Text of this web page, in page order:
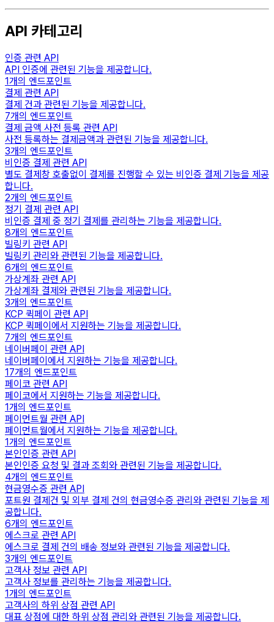
API 카테고리
인증 관련 API
API 인증에 관련된 기능을 제공합니다.
1개의 엔드포인트
결제 관련 API
결제 건과 관련된 기능을 제공합니다.
7개의 엔드포인트
결제 금액 사전 등록 관련 API
사전 등록하는 결제금액과 관련된 기능을 제공합니다.
3개의 엔드포인트
비인증 결제 관련 API
별도 결제창 호출없이 결제를 진행할 수 있는 비인증 결제 기능을 제공
합니다.
2개의 엔드포인트
정기 결제 관련 API
비인증 결제 중 정기 결제를 관리하는 기능을 제공합니다.
8개의 엔드포인트
빌링키 관련 API
빌링키 관리와 관련된 기능을 제공합니다.
6개의 엔드포인트
가상계좌 관련 API
가상계좌 결제와 관련된 기능을 제공합니다.
3개의 엔드포인트
KCP 퀵페이 관련 API
KCP 퀵페이에서 지원하는 기능을 제공합니다.
7개의 엔드포인트
네이버페이 관련 API
네이버페이에서 지원하는 기능을 제공합니다.
17개의 엔드포인트
페이코 관련 API
페이코에서 지원하는 기능을 제공합니다.
1개의 엔드포인트
페이먼트월 관련 API
페이먼트월에서 지원하는 기능을 제공합니다.
1개의 엔드포인트
본인인증 관련 API
본인인증 요청 및 결과 조회와 관련된 기능을 제공합니다.
4개의 엔드포인트
현금영수증 관련 API
포트원 결제건 및 외부 결제 건의 현금영수증 관리와 관련된 기능을 제
공합니다.
6개의 엔드포인트
에스크로 관련 API
에스크로 결제 건의 배송 정보와 관련된 기능을 제공합니다.
3개의 엔드포인트
고객사 정보 관련 API
고객사 정보를 관리하는 기능을 제공합니다.
1개의 엔드포인트
고객사의 하위 상점 관련 API
대표 상점에 대한 하위 상점 관리와 관련된 기능을 제공합니다.